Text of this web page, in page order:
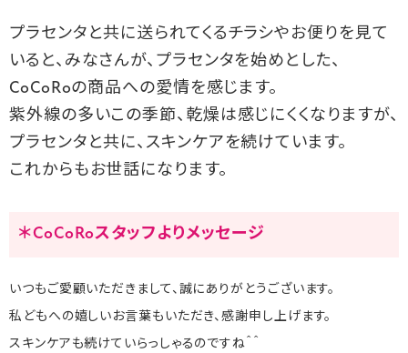
プラセンタと共に送られてくるチラシやお便りを見て
いると、みなさんが、プラセンタを始めとした、
CoCoRoの商品への愛情を感じます。
紫外線の多いこの季節、乾燥は感じにくくなりますが、
プラセンタと共に、スキンケアを続けています。
これからもお世話になります。
＊CoCoRoスタッフよりメッセージ
いつもご愛顧いただきまして、誠にありがとうございます。
私どもへの嬉しいお言葉もいただき、感謝申し上げます。
スキンケアも続けていらっしゃるのですね＾＾